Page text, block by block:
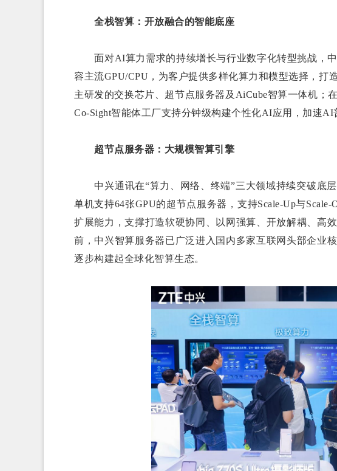
全栈智算：开放融合的智能底座
面对AI算力需求的持续增长与行业数字化转型挑战，中
容主流GPU/CPU，为客户提供多样化算力和模型选择，打
主研发的交换芯片、超节点服务器及AiCube智算一体机；
Co-Sight智能体工厂支持分钟级构建个性化AI应用，加速AI
超节点服务器：大规模智算引擎
中兴通讯在“算力、网络、终端”三大领域持续突破底层
单机支持64张GPU的超节点服务器，支持Scale-Up与
扩展能力，支撑打造软硬协同、以网强算、开放解耦、高
前，中兴智算服务器已广泛进入国内多家互联网头部企业
逐步构建起全球化智算生态。